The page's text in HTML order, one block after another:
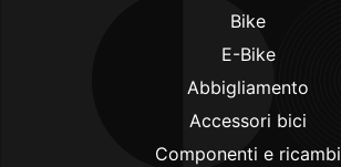
Bike
E-Bike
Abbigliamento
Accessori bici
Componenti e ricambi